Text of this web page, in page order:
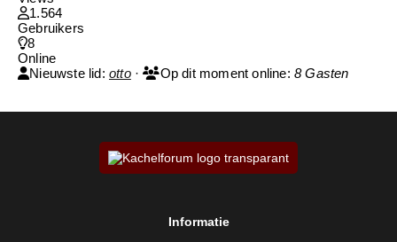
1.564
Gebruikers
8
Online
Nieuwste lid:otto· Op dit moment online:8 Gasten
Informatie